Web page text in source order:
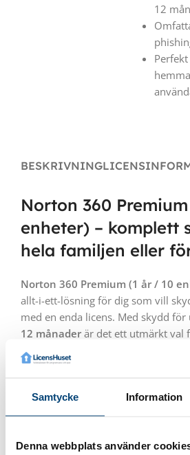
Samtycke Information
Denna webbplats använder
12
BESKRIVNING
Norton 360
enheter) – komplett
hela familjen eller
Norton 360 Premium (1 år / 10
allt-i-ett-lösning för dig som vill
med en enda licens. Med skydd
12 månader är det ett utmärkt val
hemmakontor och småföretag
trygg och överskådlig
Paketet ger ett omfattande skydd
hot somvirus, ransomware,
bakgrunden för att upptäcka och